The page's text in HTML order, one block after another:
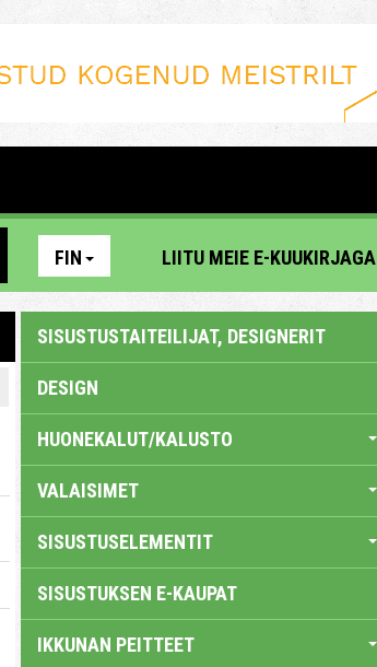
FIN LIITU MEIE E-KUUKIRJAGA
SISUSTUSTAITEILIJAT, DESIGNERIT
DESIGN
HUONEKALUT/KALUSTO
VALAISIMET
SISUSTUSELEMENTIT
SISUSTUKSEN E-KAUPAT
IKKUNAN PEITTEET